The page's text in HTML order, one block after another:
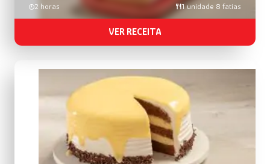
2 horas 1 unidade 8 fatias
VER RECEITA